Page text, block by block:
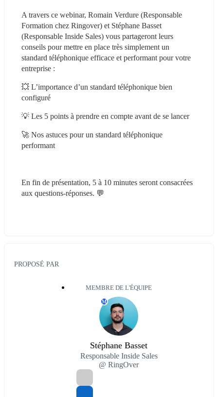
A travers ce webinar, Romain Verdure (Responsable
Formation chez Ringover) et Stéphane Basset
(Responsable Inside Sales) vous partageront leurs
conseils pour mettre en place très simplement un
standard téléphonique efficace et performant pour votre
entreprise :
💥 L’importance d’un standard téléphonique bien
configuré
💡 Les 5 points à prendre en compte avant de se lancer
🚀 Nos astuces pour un standard téléphonique
performant
En fin de présentation, 5 à 10 minutes seront consacrées
aux questions-réponses. 💬
PROPOSÉ PAR
MEMBRE DE L'ÉQUIPE
M
Stéphane Basset
Responsable Inside Sales
@ RingOver